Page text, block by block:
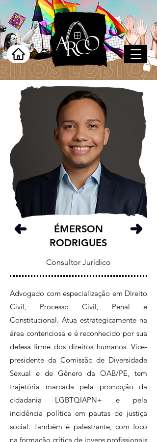
ÉMERSON
RODRIGUES
Consultor Jurídico
Advogado com especialização em Direito
Civil, Processo Civil, Penal e
Constitucional. Atua estrategicamente na
área contenciosa e é reconhecido por sua
defesa firme dos direitos humanos. Vice-
presidente da Comissão de Diversidade
Sexual e de Gênero da OAB/PE, tem
trajetória marcada pela promoção da
cidadania LGBTQIAPN+ e pela
incidência política em pautas de justiça
social. Também é palestrante, com foco
na formação crítica de jovens profissionais